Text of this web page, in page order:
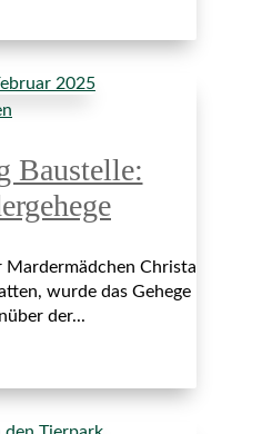
Baustelle:
Mardermädchen Christa
wurde das Gehege
der...